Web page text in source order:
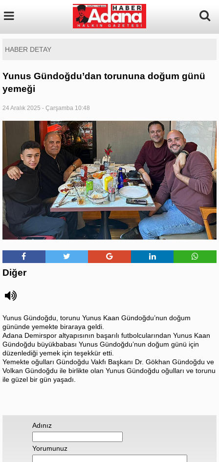
HABER DETAY
Yunus Gündoğdu’dan torununa doğum günü
yemeği
24 Aralık 2025 - Çarşamba 10:48
Diğer
Yunus Gündoğdu, torunu Yunus Kaan Gündoğdu’nun doğum
gününde yemekte biraraya geldi.
Adana Demirspor altyapısının başarılı futbolcularından Yunus Kaan
Gündoğdu büyükbabası Yunus Gündoğdu’nun doğum günü için
düzenlediği yemek için teşekkür etti.
Yemekte oğulları Gündoğdu Vakfı Başkanı Dr. Gökhan Gündoğdu ve
Volkan Gündoğdu ile birlikte olan Yunus Gündoğdu oğulları ve torunu
ile güzel bir gün yaşadı.
Adınız
Yorumunuz